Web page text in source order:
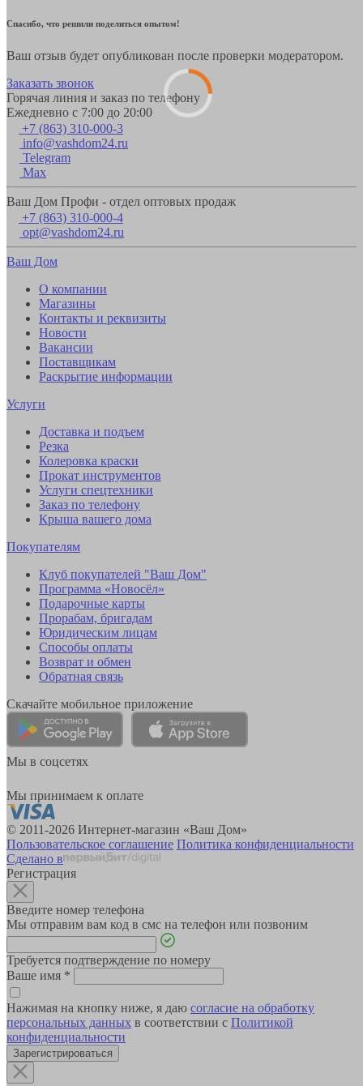
Спасибо, что решили поделиться опытом!
Ваш отзыв будет опубликован после проверки модератором.
Заказать звонок
Горячая линия и заказ по телефону
Ежедневно с 7:00 до 20:00
+7 (863) 310-000-3
info@vashdom24.ru
Telegram
Max
Ваш Дом Профи - отдел оптовых продаж
+7 (863) 310-000-4
opt@vashdom24.ru
Ваш Дом
О компании
Магазины
Контакты и реквизиты
Новости
Вакансии
Поставщикам
Раскрытие информации
Услуги
Доставка и подъем
Резка
Колеровка краски
Прокат инструментов
Услуги спецтехники
Заказ по телефону
Крыша вашего дома
Покупателям
Клуб покупателей "Ваш Дом"
Программа «Новосёл»
Подарочные карты
Прорабам, бригадам
Юридическим лицам
Способы оплаты
Возврат и обмен
Обратная связь
Скачайте мобильное приложение
Мы в соцсетях
Мы принимаем к оплате
© 2011-2026 Интернет-магазин «Ваш Дом»
Пользовательское соглашение Политика конфиденциальности
Сделано в
Регистрация
Введите номер телефона
Мы отправим вам код в смс на телефон или позвоним
Требуется подтверждение по номеру
Ваше имя *
Нажимая на кнопку ниже, я даю согласие на обработку
персональных данных в соответствии с Политикой
конфиденциальности
Зарегистрироваться